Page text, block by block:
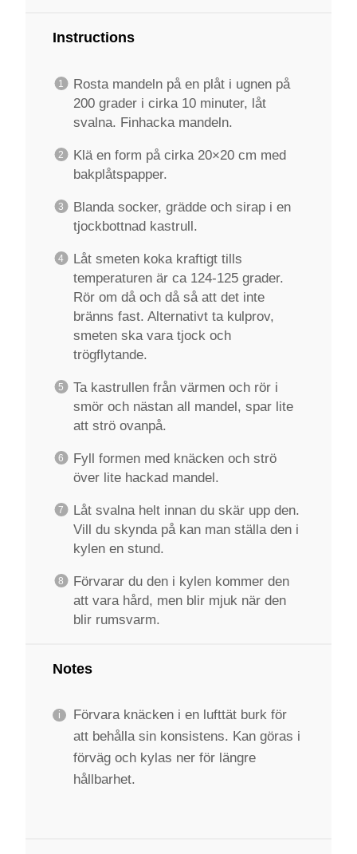
Instructions
Rosta mandeln på en plåt i ugnen på
200 grader i cirka 10 minuter, låt
svalna. Finhacka mandeln.
Klä en form på cirka 20×20 cm med
bakplåtspapper.
Blanda socker, grädde och sirap i en
tjockbottnad kastrull.
Låt smeten koka kraftigt tills
temperaturen är ca 124-125 grader.
Rör om då och då så att det inte
bränns fast. Alternativt ta kulprov,
smeten ska vara tjock och
trögflytande.
Ta kastrullen från värmen och rör i
smör och nästan all mandel, spar lite
att strö ovanpå.
Fyll formen med knäcken och strö
över lite hackad mandel.
Låt svalna helt innan du skär upp den.
Vill du skynda på kan man ställa den i
kylen en stund.
Förvarar du den i kylen kommer den
att vara hård, men blir mjuk när den
blir rumsvarm.
Notes
Förvara knäcken i en lufttät burk för
att behålla sin konsistens. Kan göras i
förväg och kylas ner för längre
hållbarhet.